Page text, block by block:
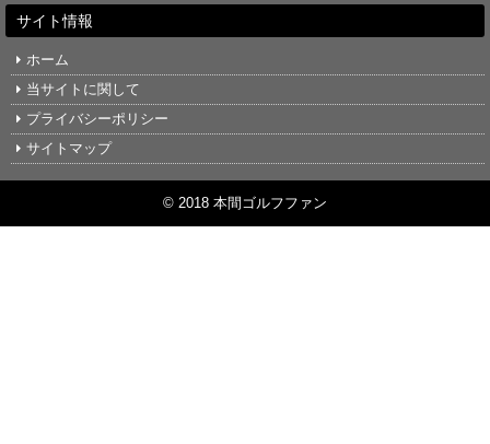
サイト情報
ホーム
当サイトに関して
プライバシーポリシー
サイトマップ
© 2018 本間ゴルフファン